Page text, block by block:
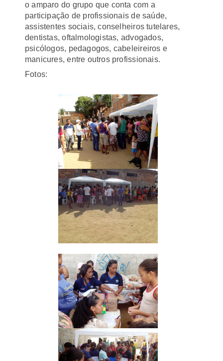
o amparo do grupo que conta com a
participação de profissionais de saúde,
assistentes sociais, conselheiros tutelares,
dentistas, oftalmologistas, advogados,
psicólogos, pedagogos, cabeleireiros e
manicures, entre outros profissionais.
Fotos: